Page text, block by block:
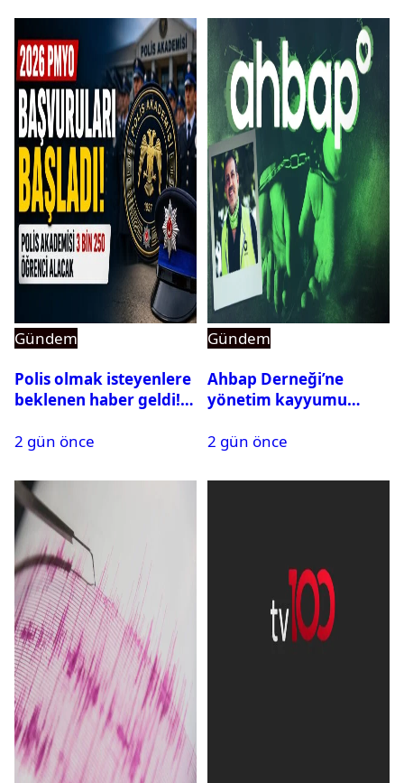
Gündem
Polis olmak isteyenlere
beklenen haber geldi!
2 gün önce
Gündem
Ahbap Derneği’ne
yönetim kayyumu
açıldı
2 gün önce